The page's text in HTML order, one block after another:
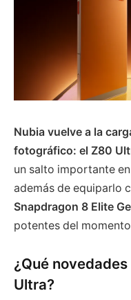
Nubia vuelve a la
fotográfico: el Z80
un salto importante
además de equiparlo
Snapdragon 8 Elite
potentes del
¿Qué
Ultra?